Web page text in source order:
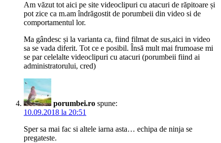
Am văzut tot aici pe site videoclipuri cu atacuri de răpitoare și
pot zice ca m.am îndrăgostit de porumbeii din video si de
comportamentul lor.
Ma gândesc și la varianta ca, fiind filmat de sus,aici in video
sa se vada diferit. Tot ce e posibil. Însă mult mai frumoase mi
se par celelalte videoclipuri cu atacuri (porumbeii fiind ai
administratorului, cred)
porumbei.ro spune:
10.09.2018 la 20:51
Sper sa mai fac si altele iarna asta… echipa de ninja se
pregateste.